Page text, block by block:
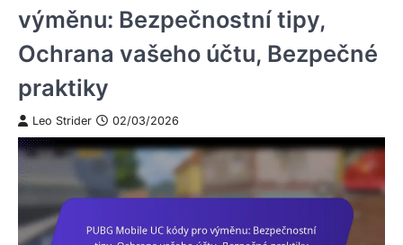
výměnu: Bezpečnostní tipy,
Ochrana vašeho účtu, Bezpečné
praktiky
Leo Strider 02/03/2026